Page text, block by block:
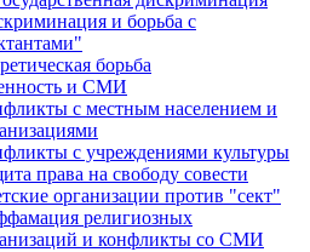
и борьба с
борьба
и СМИ
с местным населением и
с учреждениями культуры
права на свободу совести
организации против "сект"
религиозных
и конфликты со СМИ